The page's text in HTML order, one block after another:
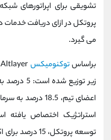
تشویقی برای اپراتورهای
پروتکل در ازای دریافت خدمات
می‌ گیرد.
براساستوکنومیکس
زیر توزیع شده است: 5 درصد به